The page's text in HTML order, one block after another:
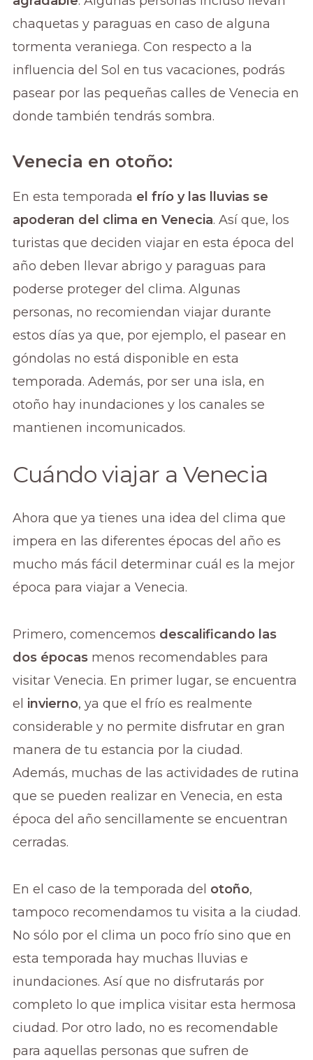
chaquetas y paraguas en caso de alguna
tormenta veraniega. Con respecto a la
influencia del Sol en tus vacaciones, podrás
pasear por las pequeñas calles de Venecia en
donde también tendrás sombra.
Venecia en otoño:
En esta temporada el frío y las lluvias se
apoderan del clima en Venecia. Así que, los
turistas que deciden viajar en esta época del
año deben llevar abrigo y paraguas para
poderse proteger del clima. Algunas
personas, no recomiendan viajar durante
estos días ya que, por ejemplo, el pasear en
góndolas no está disponible en esta
temporada. Además, por ser una isla, en
otoño hay inundaciones y los canales se
mantienen incomunicados.
Cuándo viajar a Venecia
Ahora que ya tienes una idea del clima que
impera en las diferentes épocas del año es
mucho más fácil determinar cuál es la mejor
época para viajar a Venecia.
Primero, comencemos descalificando las
dos épocas menos recomendables para
visitar Venecia. En primer lugar, se encuentra
el invierno, ya que el frío es realmente
considerable y no permite disfrutar en gran
manera de tu estancia por la ciudad.
Además, muchas de las actividades de rutina
que se pueden realizar en Venecia, en esta
época del año sencillamente se encuentran
cerradas.
En el caso de la temporada del otoño,
tampoco recomendamos tu visita a la ciudad.
No sólo por el clima un poco frío sino que en
esta temporada hay muchas lluvias e
inundaciones. Así que no disfrutarás por
completo lo que implica visitar esta hermosa
ciudad. Por otro lado, no es recomendable
para aquellas personas que sufren de